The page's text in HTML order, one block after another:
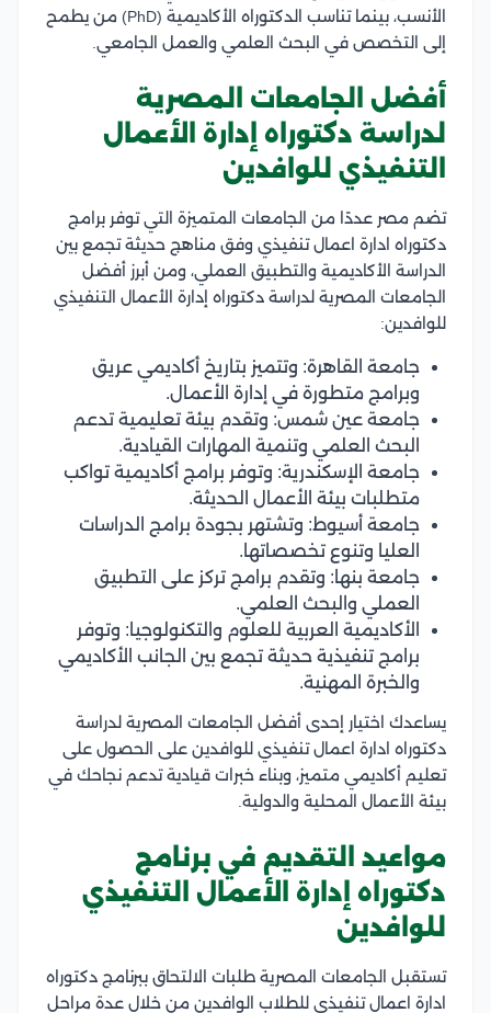
الأنسب، بينما تناسب الدكتوراه الأكاديمية (PhD) من يطمح
إلى التخصص في البحث العلمي والعمل الجامعي.
أفضل الجامعات المصرية
لدراسة دكتوراه إدارة الأعمال
التنفيذي للوافدين
تضم مصر عددًا من الجامعات المتميزة التي توفر برامج
دكتوراه ادارة اعمال تنفيذي وفق مناهج حديثة تجمع بين
الدراسة الأكاديمية والتطبيق العملي، ومن أبرز أفضل
الجامعات المصرية لدراسة دكتوراه إدارة الأعمال التنفيذي
للوافدين:
جامعة القاهرة: وتتميز بتاريخ أكاديمي عريق
وبرامج متطورة في إدارة الأعمال.
جامعة عين شمس: وتقدم بيئة تعليمية تدعم
البحث العلمي وتنمية المهارات القيادية.
جامعة الإسكندرية: وتوفر برامج أكاديمية تواكب
متطلبات بيئة الأعمال الحديثة.
جامعة أسيوط: وتشتهر بجودة برامج الدراسات
العليا وتنوع تخصصاتها.
جامعة بنها: وتقدم برامج تركز على التطبيق
العملي والبحث العلمي.
الأكاديمية العربية للعلوم والتكنولوجيا: وتوفر
برامج تنفيذية حديثة تجمع بين الجانب الأكاديمي
والخبرة المهنية.
يساعدك اختيار إحدى أفضل الجامعات المصرية لدراسة
دكتوراه ادارة اعمال تنفيذي للوافدين على الحصول على
تعليم أكاديمي متميز، وبناء خبرات قيادية تدعم نجاحك في
بيئة الأعمال المحلية والدولية.
مواعيد التقديم في برنامج
دكتوراه إدارة الأعمال التنفيذي
للوافدين
تستقبل الجامعات المصرية طلبات الالتحاق ببرنامج دكتوراه
ادارة اعمال تنفيذي للطلاب الوافدين من خلال عدة مراحل